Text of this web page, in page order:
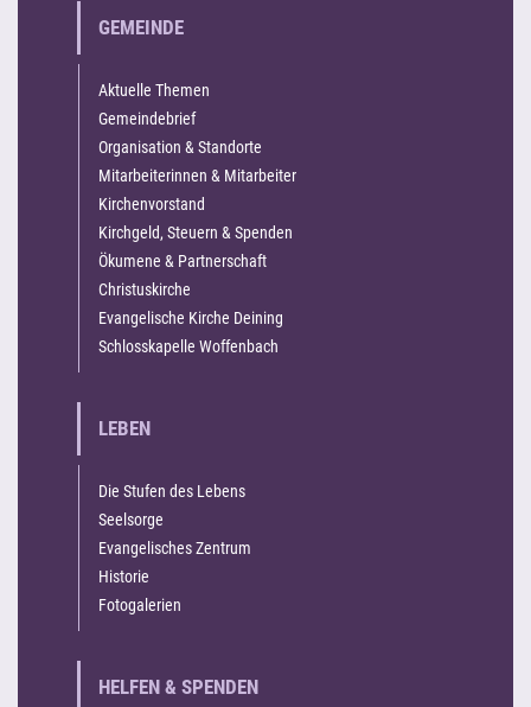
GEMEINDE
Aktuelle Themen
Gemeindebrief
Organisation & Standorte
Mitarbeiterinnen & Mitarbeiter
Kirchenvorstand
Kirchgeld, Steuern & Spenden
Ökumene & Partnerschaft
Christuskirche
Evangelische Kirche Deining
Schlosskapelle Woffenbach
LEBEN
Die Stufen des Lebens
Seelsorge
Evangelisches Zentrum
Historie
Fotogalerien
HELFEN & SPENDEN